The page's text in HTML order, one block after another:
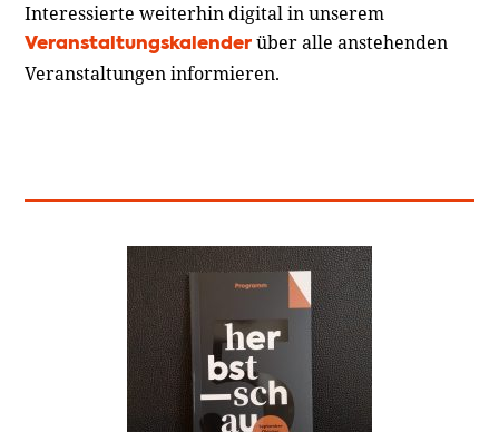
Interessierte weiterhin digital in unserem
Veranstaltungskalender über alle anstehenden
Veranstaltungen informieren.